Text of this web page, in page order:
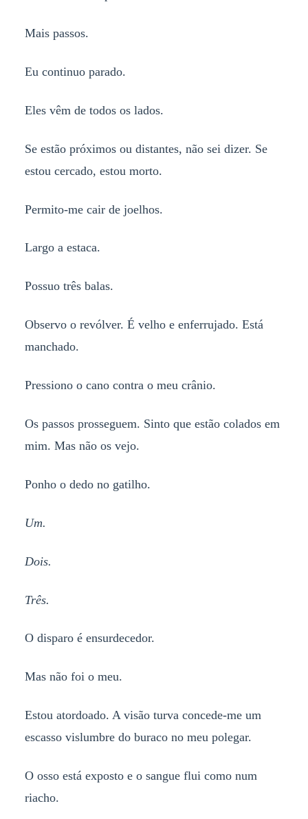
Mais passos.
Eu continuo parado.
Eles vêm de todos os lados.
Se estão próximos ou distantes, não sei dizer. Se
estou cercado, estou morto.
Permito-me cair de joelhos.
Largo a estaca.
Possuo três balas.
Observo o revólver. É velho e enferrujado. Está
manchado.
Pressiono o cano contra o meu crânio.
Os passos prosseguem. Sinto que estão colados em
mim. Mas não os vejo.
Ponho o dedo no gatilho.
Um.
Dois.
Três.
O disparo é ensurdecedor.
Mas não foi o meu.
Estou atordoado. A visão turva concede-me um
escasso vislumbre do buraco no meu polegar.
O osso está exposto e o sangue flui como num
riacho.